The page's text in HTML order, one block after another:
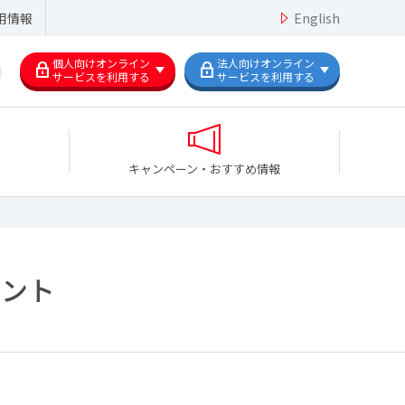
情報 English
個人向けオンライン
サービスを利用する
法人向けオンライン
サービスを利用する
キャンペーン・おすすめ情報
ト